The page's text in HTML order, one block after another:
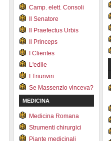
Camp. elett. Consoli
Il Senatore
Il Praefectus Urbis
Il Princeps
I Clientes
L'edile
I Triunviri
Se Massenzio vinceva?
MEDICINA
Medicina Romana
Strumenti chirurgici
Piante medicinali